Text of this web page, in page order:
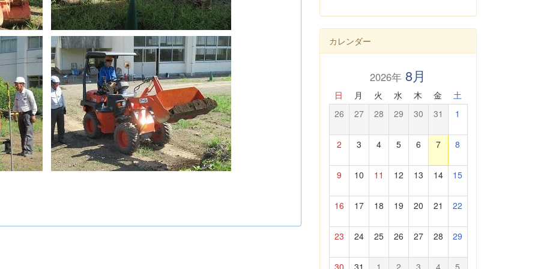
カレンダー
2026年 8月
日 月 火 水 木 金 土
26 27 28 29 30 31 1
2 3 4 5 6 7 8
9 10 11 12 13 14 15
16 17 18 19 20 21 22
23 24 25 26 27 28 29
30 31 1 2 3 4 5